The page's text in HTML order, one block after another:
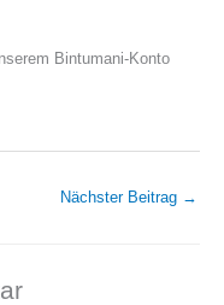
Bintumani-Konto
Nächster Beitrag →